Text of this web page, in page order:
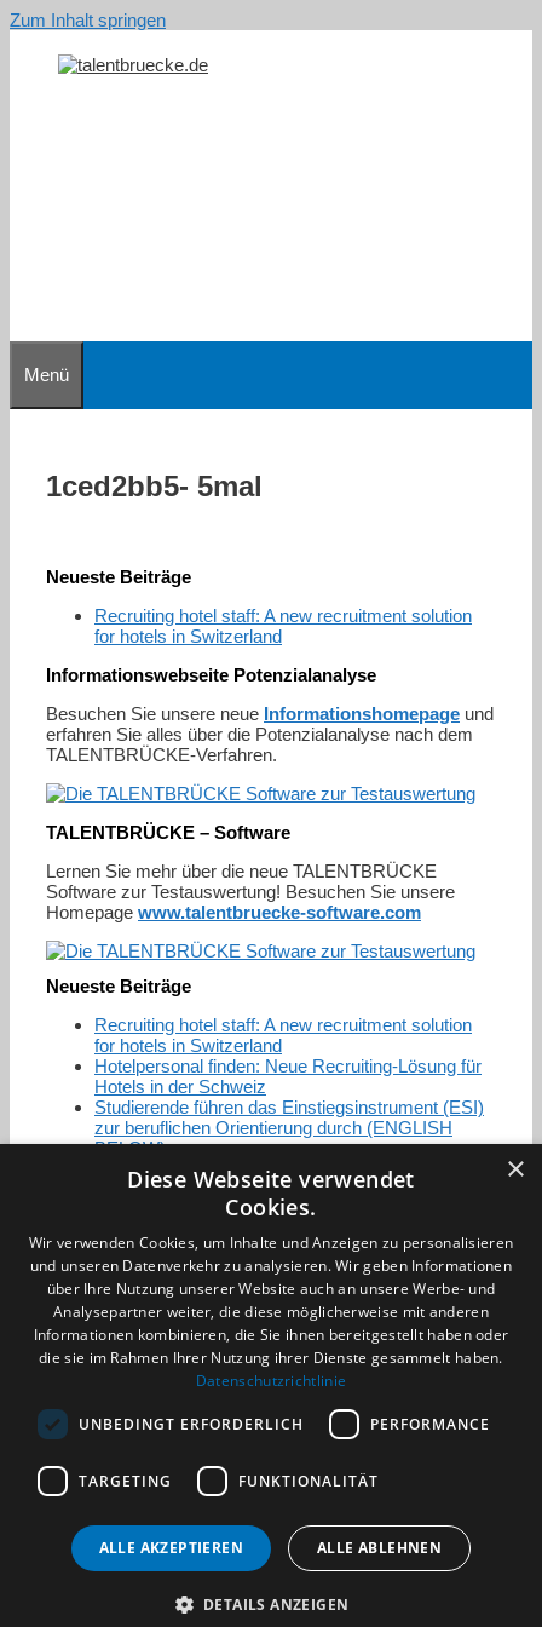
Zum Inhalt springen
Menü
1ced2bb5- 5mal
Neueste Beiträge
Recruiting hotel staff: A new recruitment solution
for hotels in Switzerland
Informationswebseite Potenzialanalyse
Besuchen Sie unsere neue Informationshomepage und
erfahren Sie alles über die Potenzialanalyse nach dem
TALENTBRÜCKE-Verfahren.
TALENTBRÜCKE – Software
Lernen Sie mehr über die neue TALENTBRÜCKE
Software zur Testauswertung! Besuchen Sie unsere
Homepage www.talentbruecke-software.com
Neueste Beiträge
Recruiting hotel staff: A new recruitment solution
for hotels in Switzerland
Hotelpersonal finden: Neue Recruiting-Lösung für
Hotels in der Schweiz
Studierende führen das Einstiegsinstrument (ESI)
zur beruflichen Orientierung durch (ENGLISH
BELOW)
Zertifizierung / Mitgliedschaften
Datenschutzerklärung
Benachrichtigungsservice
Kontakt und Anfahrt
(c) 2026 TALENTBRÜCKE GmbH & Co. KG
×
Diese Webseite verwendet
Cookies.
Wir verwenden Cookies, um Inhalte und Anzeigen zu personalisieren
und unseren Datenverkehr zu analysieren. Wir geben Informationen
über Ihre Nutzung unserer Website auch an unsere Werbe- und
Analysepartner weiter, die diese möglicherweise mit anderen
Informationen kombinieren, die Sie ihnen bereitgestellt haben oder
die sie im Rahmen Ihrer Nutzung ihrer Dienste gesammelt haben.
Datenschutzrichtlinie
UNBEDINGT ERFORDERLICH PERFORMANCE
TARGETING FUNKTIONALITÄT
ALLE AKZEPTIEREN ALLE ABLEHNEN
DETAILS ANZEIGEN